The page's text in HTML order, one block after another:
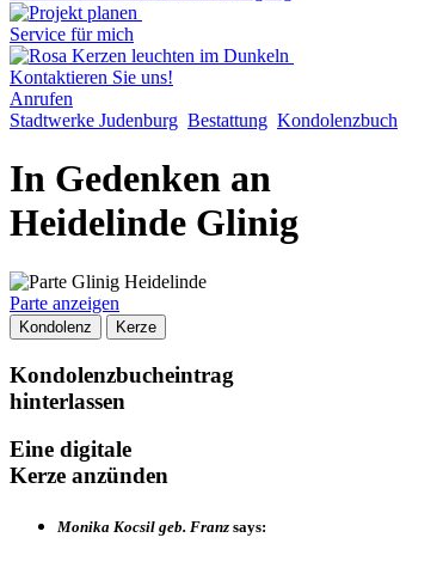
Service für mich
Kontaktieren Sie uns!
Anrufen
Stadtwerke Judenburg Bestattung Kondolenzbuch
In Gedenken an
Heidelinde Glinig
Parte anzeigen
Kondolenz Kerze
Kondolenzbucheintrag
hinterlassen
Eine digitale
Kerze anzünden
Monika Kocsil geb. Franz says: